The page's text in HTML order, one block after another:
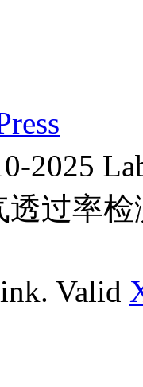
2025
透过率
Valid